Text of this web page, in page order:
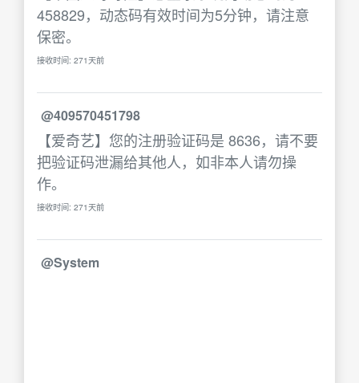
458829，动态码有效时间为5分钟，请注意
保密。
接收时间: 271天前
@409570451798
【爱奇艺】您的注册验证码是 8636，请不要
把验证码泄漏给其他人，如非本人请勿操
作。
接收时间: 271天前
@System